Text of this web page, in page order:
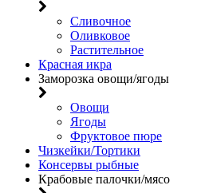
Сливочное
Оливковое
Растительное
Красная икра
Заморозка овощи/ягоды
Овощи
Ягоды
Фруктовое пюре
Чизкейки/Тортики
Консервы рыбные
Крабовые палочки/мясо